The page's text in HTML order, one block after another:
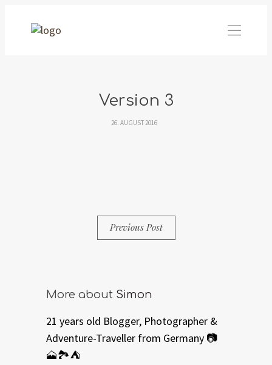
Version 3
26. AUGUST 2016
Previous Post
More about Simon
21 years old Blogger, Photographer &
Adventure-Traveller from Germany 📷
🗻🏞⛺️